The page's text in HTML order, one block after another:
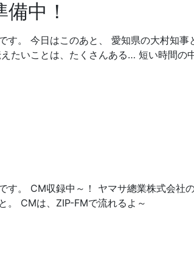
中！
す。 今日はこのあと、 愛知県の大村知
たいことは、たくさんある… 短い時間の
す。 CM収録中～！ ヤマサ總業株式会社
。 CMは、ZIP-FMで流れるよ～